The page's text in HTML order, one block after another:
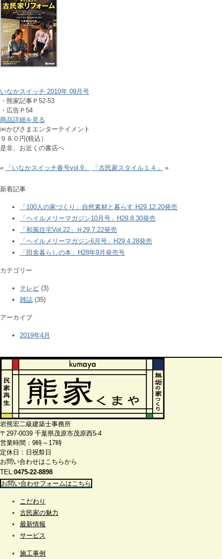
いなかスイッチ 2010年 09月号
・熊家記事Ｐ52-53
・広告Ｐ54
商品詳細を見る
㈱かぴさまエンターテイメント
９８０円(税込）
是非、お近くの書店へ
« 「いなかスイッチ春号vol.9」 「古民家スタイル１４」 »
新着記事
「100人の家づくり」自然素材と暮らす H29.12.20発売
「ヘイルメリーマガジン10月号」H29.8.30発売
「和風住宅Vol.22」Ｈ29.7.22発売
「ヘイルメリーマガジン6月号」H29.4.28発売
「田舎暮らしの本」H28年9月発売号
カテゴリー
テレビ (3)
雑誌 (35)
アーカイブ
2019年4月
岩熊宏二級建築士事務所
〒297-0039 千葉県茂原市茂原西5-4
営業時間：9時～17時
定休日：日祝祭日
お問い合わせはこちらから
TEL:0475-22-8898
お問い合わせフォームはこちら
こだわり
古民家の魅力
最新情報
サービス
施工事例